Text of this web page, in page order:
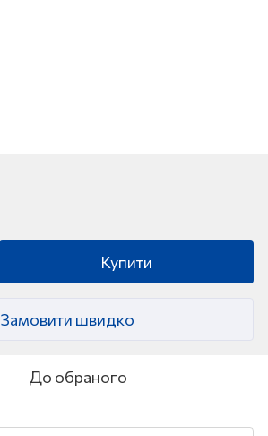
Купити
Замовити швидко
До обраного